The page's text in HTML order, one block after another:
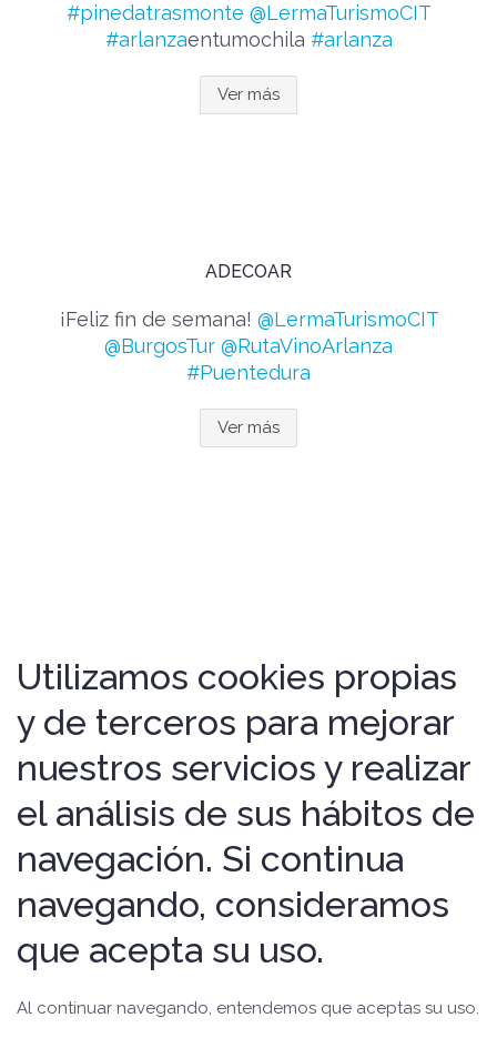
#pinedatrasmonte @LermaTurismoCIT
#arlanzaentumochila #arlanza
Ver más
ADECOAR
¡Feliz fin de semana! @LermaTurismoCIT
@BurgosTur @RutaVinoArlanza
#Puentedura
Ver más
Utilizamos cookies propias
y de terceros para mejorar
nuestros servicios y realizar
el análisis de sus hábitos de
navegación. Si continua
navegando, consideramos
que acepta su uso.
Al continuar navegando, entendemos que aceptas su uso.